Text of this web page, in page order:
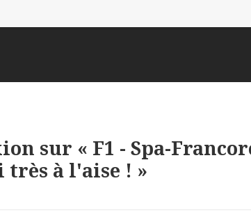
sur « F1 - Spa-
à l'aise ! »